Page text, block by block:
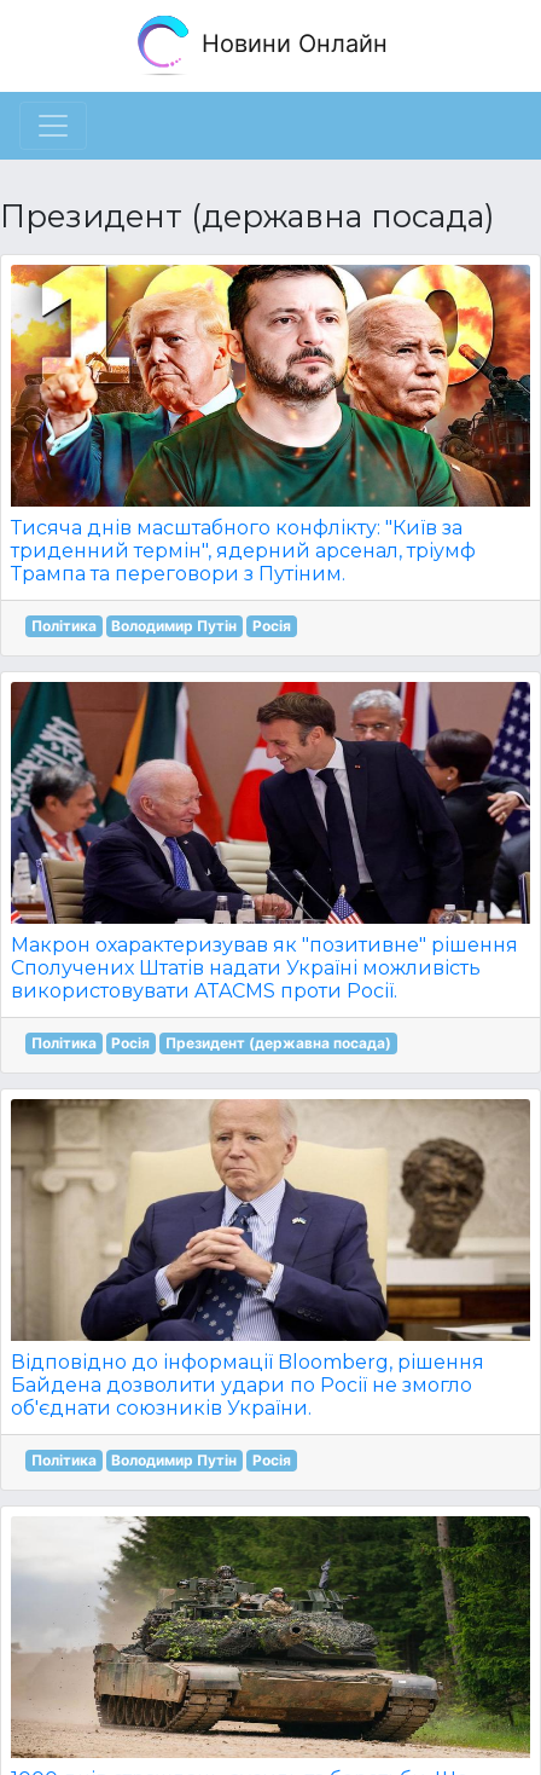
Новини Онлайн
Президент (державна посада)
Тисяча днів масштабного конфлікту: "Київ за
триденний термін", ядерний арсенал, тріумф
Трампа та переговори з Путіним.
Політика Володимир Путін Росія
Макрон охарактеризував як "позитивне" рішення
Сполучених Штатів надати Україні можливість
використовувати ATACMS проти Росії.
Політика Росія Президент (державна посада)
Відповідно до інформації Bloomberg, рішення
Байдена дозволити удари по Росії не змогло
об'єднати союзників України.
Політика Володимир Путін Росія